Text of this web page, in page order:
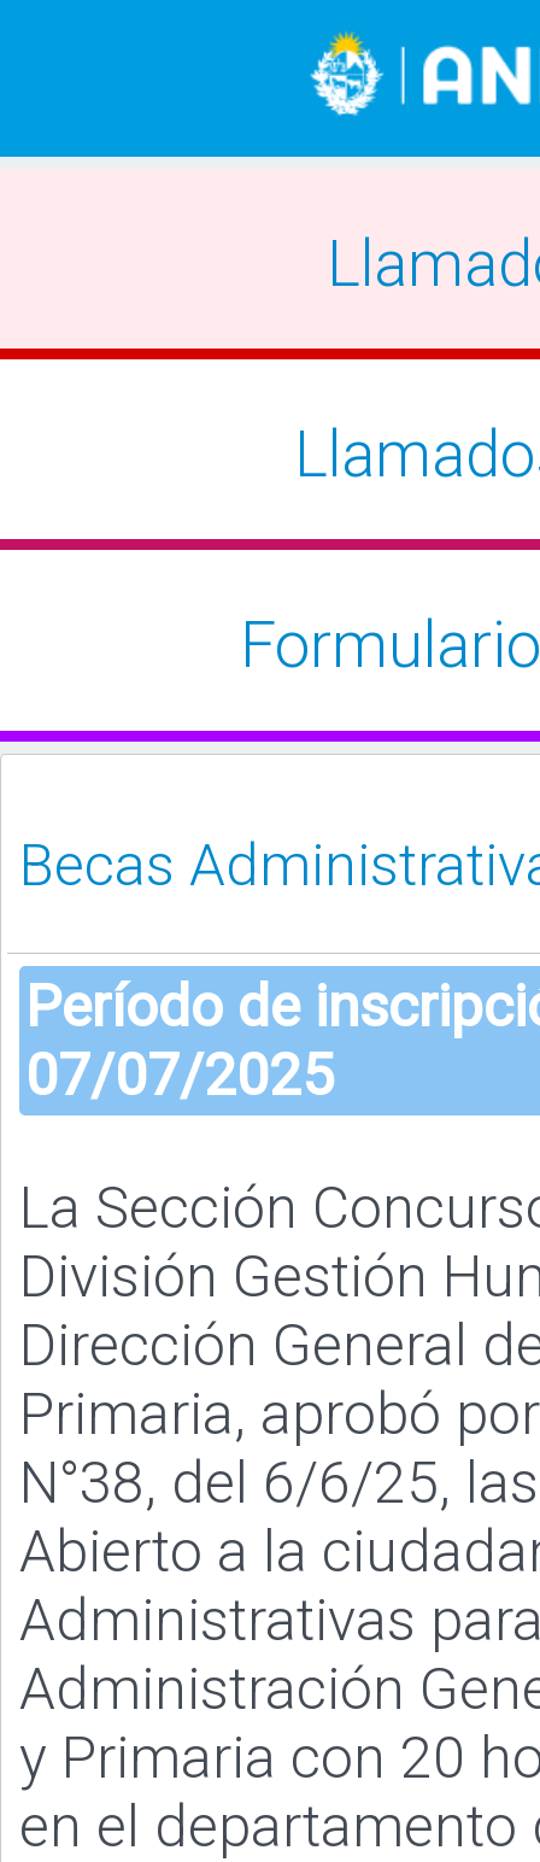
Período de
07/07/2025
La Sección
División Gestión
Dirección General
Primaria, aprobó
N°38, del 6/6/25,
Abierto a la
Administrativas
Administración
y Primaria con 20
en el departamento